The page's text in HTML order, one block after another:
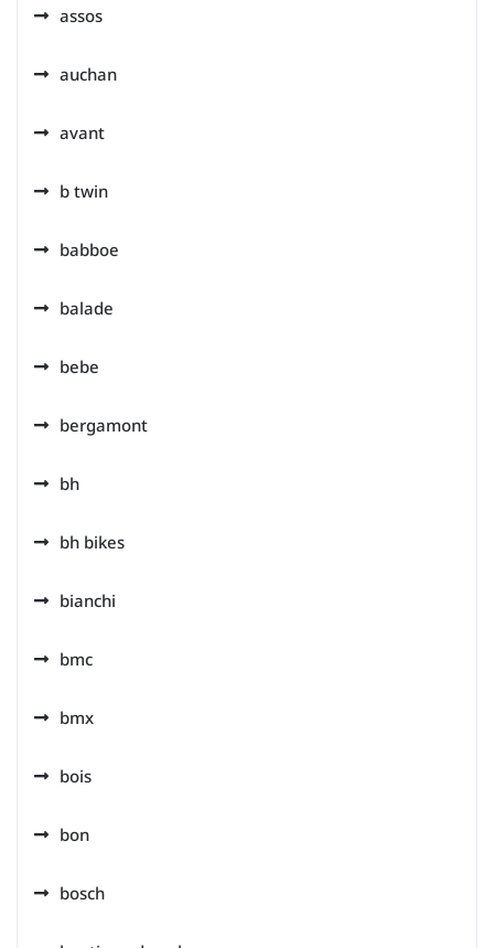
assos
auchan
avant
b twin
babboe
balade
bebe
bergamont
bh
bh bikes
bianchi
bmc
bmx
bois
bon
bosch